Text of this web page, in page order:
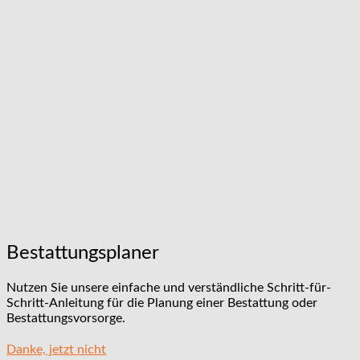
Bestattungsplaner
Nutzen Sie unsere einfache und verständliche Schritt-für-
Schritt-Anleitung für die Planung einer Bestattung oder
Bestattungsvorsorge.
Danke, jetzt nicht